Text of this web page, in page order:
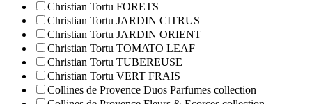
Christian Tortu FORETS
Christian Tortu JARDIN CITRUS
Christian Tortu JARDIN ORIENT
Christian Tortu TOMATO LEAF
Christian Tortu TUBEREUSE
Christian Tortu VERT FRAIS
Collines de Provence Duos Parfumes collection